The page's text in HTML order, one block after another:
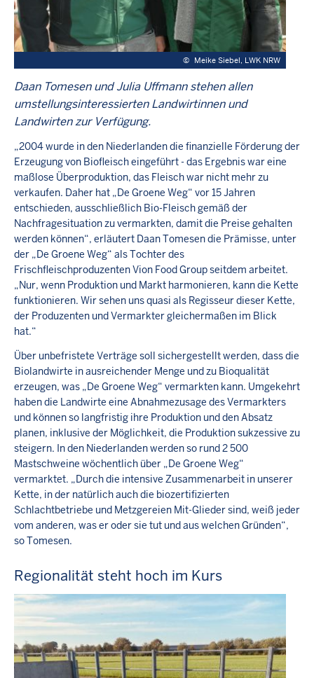
© Meike Siebel, LWK NRW
Daan Tomesen und Julia Uffmann stehen allen
umstellungsinteressierten Landwirtinnen und
Landwirten zur Verfügung.
„2004 wurde in den Niederlanden die finanzielle Förderung der
Erzeugung von Biofleisch eingeführt - das Ergebnis war eine
maßlose Überproduktion, das Fleisch war nicht mehr zu
verkaufen. Daher hat „De Groene Weg“ vor 15 Jahren
entschieden, ausschließlich Bio-Fleisch gemäß der
Nachfragesituation zu vermarkten, damit die Preise gehalten
werden können“, erläutert Daan Tomesen die Prämisse, unter
der „De Groene Weg“ als Tochter des
Frischfleischproduzenten Vion Food Group seitdem arbeitet.
„Nur, wenn Produktion und Markt harmonieren, kann die Kette
funktionieren. Wir sehen uns quasi als Regisseur dieser Kette,
der Produzenten und Vermarkter gleichermaßen im Blick
hat.“
Über unbefristete Verträge soll sichergestellt werden, dass die
Biolandwirte in ausreichender Menge und zu Bioqualität
erzeugen, was „De Groene Weg“ vermarkten kann. Umgekehrt
haben die Landwirte eine Abnahmezusage des Vermarkters
und können so langfristig ihre Produktion und den Absatz
planen, inklusive der Möglichkeit, die Produktion sukzessive zu
steigern. In den Niederlanden werden so rund 2 500
Mastschweine wöchentlich über „De Groene Weg“
vermarktet. „Durch die intensive Zusammenarbeit in unserer
Kette, in der natürlich auch die biozertifizierten
Schlachtbetriebe und Metzgereien Mit-Glieder sind, weiß jeder
vom anderen, was er oder sie tut und aus welchen Gründen“,
so Tomesen.
Regionalität steht hoch im Kurs